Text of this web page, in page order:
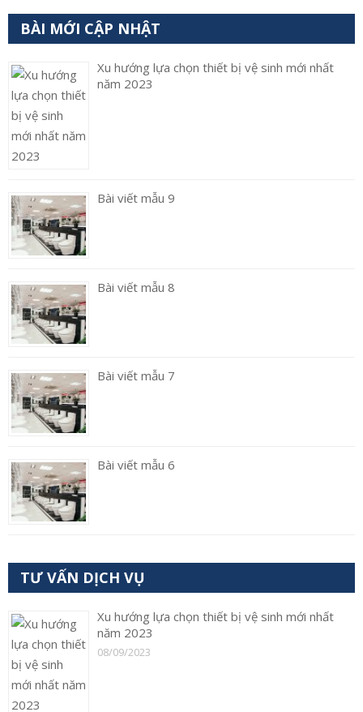
BÀI MỚI CẬP NHẬT
Xu hướng lựa chọn thiết bị vệ sinh mới nhất
năm 2023
Bài viết mẫu 9
Bài viết mẫu 8
Bài viết mẫu 7
Bài viết mẫu 6
TƯ VẤN DỊCH VỤ
Xu hướng lựa chọn thiết bị vệ sinh mới nhất
năm 2023
08/09/2023